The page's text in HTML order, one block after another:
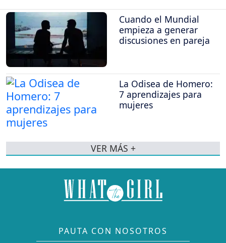
Cuando el Mundial
empieza a generar
discusiones en pareja
La Odisea de Homero:
7 aprendizajes para
mujeres
VER MÁS +
PAUTA CON NOSOTROS